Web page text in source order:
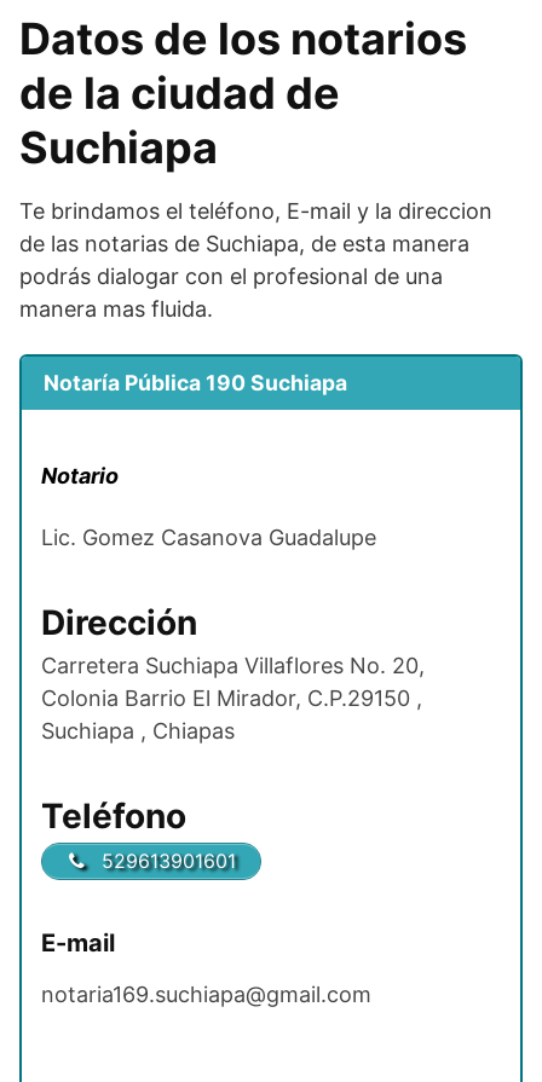
Datos de los notarios
de la ciudad de
Suchiapa
Te brindamos el teléfono, E-mail y la direccion
de las notarias de Suchiapa, de esta manera
podrás dialogar con el profesional de una
manera mas fluida.
Notaría Pública 190 Suchiapa
Notario
Lic. Gomez Casanova Guadalupe
Dirección
Carretera Suchiapa Villaflores No. 20,
Colonia Barrio El Mirador, C.P.29150 ,
Suchiapa , Chiapas
Teléfono
529613901601
E-mail
notaria169.suchiapa@gmail.com